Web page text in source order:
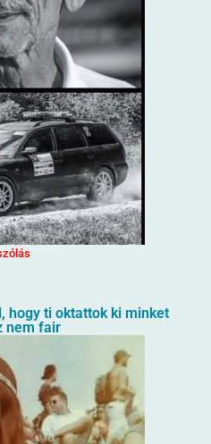
hogy ti oktattok ki minket
nem fair